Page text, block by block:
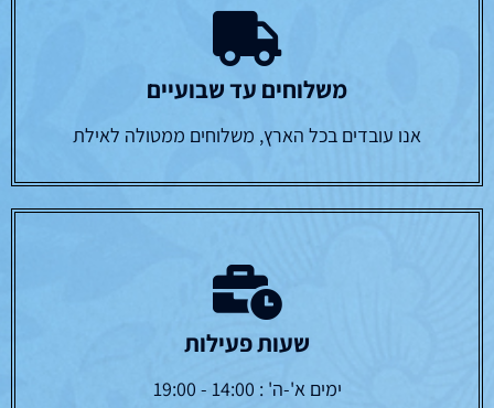
משלוחים עד שבועיים
אנו עובדים בכל הארץ, משלוחים ממטולה לאילת
שעות פעילות
ימים א'-ה' : 14:00 - 19:00